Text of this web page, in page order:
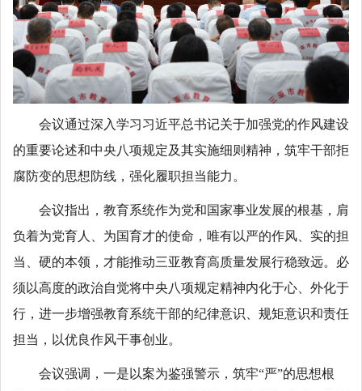
会议通过深入学习习近平总书记关于加强党的作风建设
的重要论述和中央八项规定及其实施细则精神，筑牢干部拒
腐防变的思想防线，强化履职担当能力。
会议指出，教育系统作为党和国家事业发展的根基，肩
负着为党育人、为国育才的使命，唯有以严的作风、实的担
当、硬的本领，才能推动三亚教育高质量发展行稳致远。必
须以高度的政治自觉将中央八项规定精神内化于心、外化于
行，进一步增强教育系统干部的纪律意识、规矩意识和责任
担当，以优良作风干事创业。
会议强调，一是以案为鉴强警示，筑牢“严”的思想根